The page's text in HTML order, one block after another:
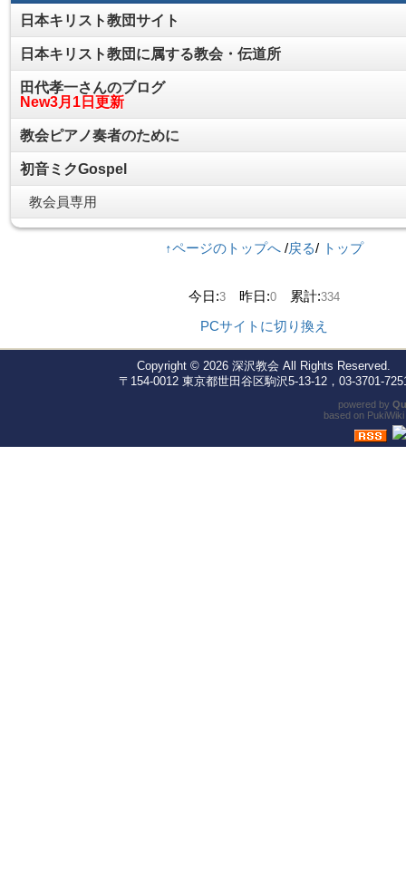
日本キリスト教団サイト
日本キリスト教団に属する教会・伝道所
田代孝一さんのブログ
New3月1日更新
教会ピアノ奏者のために
初音ミクGospel
教会員専用
↑ページのトップへ/戻る/ トップ
今日:3昨日:0累計:334
PCサイトに切り換え
Copyright © 2026 深沢教会 All Rights Reserved.
〒154-0012 東京都世田谷区駒沢5-13-12，03-3701-
powered by
based on PukiWiki